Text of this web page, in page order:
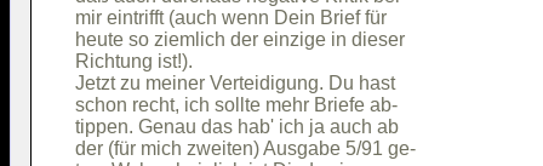
mir eintrifft (auch wenn Dein Brief für
heute so ziemlich der einzige in dieser
Richtung ist!).
Jetzt zu meiner Verteidigung. Du hast
schon recht, ich sollte mehr Briefe ab-
tippen. Genau das hab' ich ja auch ab
der (für mich zweiten) Ausgabe 5/91 ge-